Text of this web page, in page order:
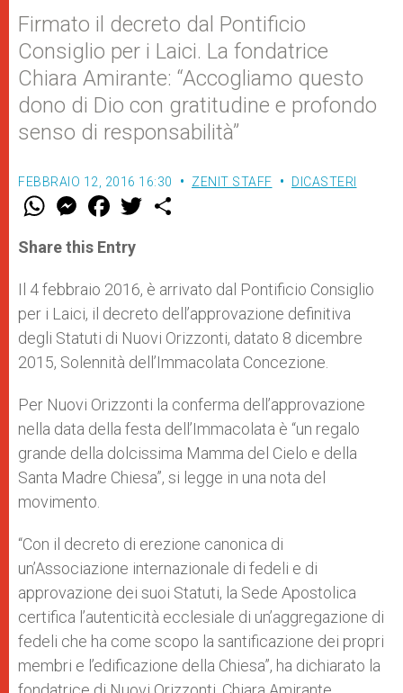
Firmato il decreto dal Pontificio
Consiglio per i Laici. La fondatrice
Chiara Amirante: “Accogliamo questo
dono di Dio con gratitudine e profondo
senso di responsabilità”
FEBBRAIO 12, 2016 16:30 ZENIT STAFF DICASTERI
W
t
s
p
p
M
e
s
e
g
e
r
F
a
e
b
o
k
w
r
Share this Entry
Il 4 febbraio 2016, è arrivato dal Pontificio Consiglio
per i Laici, il decreto dell’approvazione definitiva
degli Statuti di Nuovi Orizzonti, datato 8 dicembre
2015, Solennità dell’Immacolata Concezione.
Per Nuovi Orizzonti la conferma dell’approvazione
nella data della festa dell’Immacolata è “un regalo
grande della dolcissima Mamma del Cielo e della
Santa Madre Chiesa”, si legge in una nota del
movimento.
“Con il decreto di erezione canonica di
un’Associazione internazionale di fedeli e di
approvazione dei suoi Statuti, la Sede Apostolica
certifica l’autenticità ecclesiale di un’aggregazione di
fedeli che ha come scopo la santificazione dei propri
membri e l’edificazione della Chiesa”, ha dichiarato la